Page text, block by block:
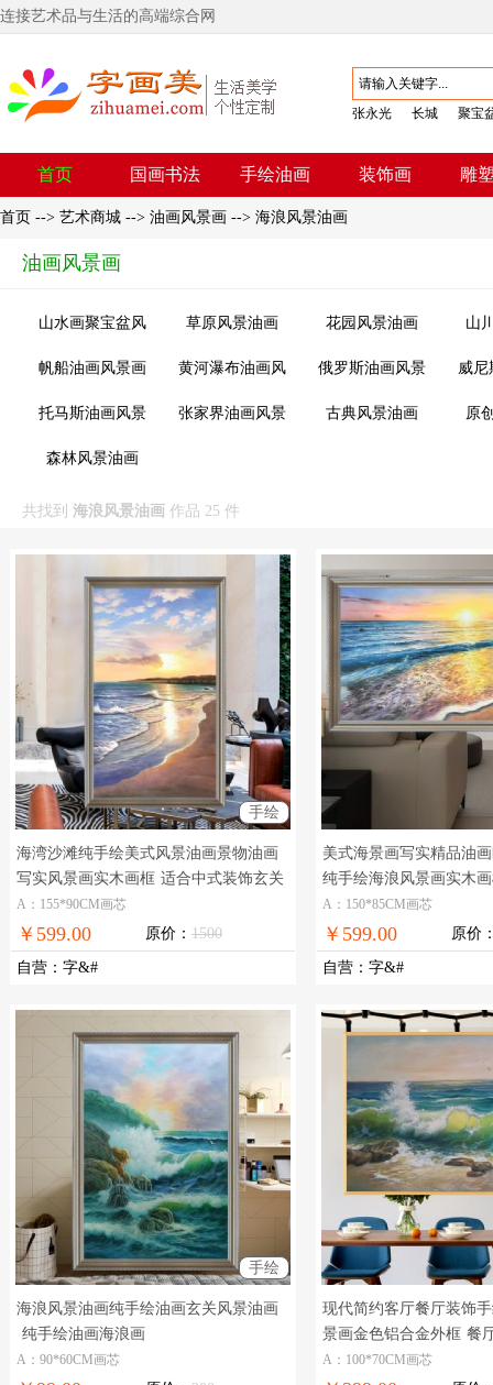
连接艺术品与生活的高端综合网
张永光 长城 聚宝
首页 国画书法 手绘油画 装饰画 雕
首页 --> 艺术商城 --> 油画风景画 --> 海浪风景油画
油画风景画
山水画聚宝盆风
草原风景油画 花园风景油画 山
帆船油画风景画
黄河瀑布油画风
俄罗斯油画风景
威
托马斯油画风景
张家界油画风景
古典风景油画 原
森林风景油画
共找到 海浪风景油画 作品 25 件
手绘
海湾沙滩纯手绘美式风景油画景物油画
写实风景画实木画框 适合中式装饰玄关
海景风景画
A：155*90CM画芯
￥599.00 原价： 1500
自营 ： 字&#
美式海景画写实精品油
纯手绘海浪风景画实木
店大厅的现代装饰风景
A：150*85CM画芯
￥599.00 原价
自营 ： 字&#
手绘
海浪风景油画纯手绘油画玄关风景油画
纯手绘油画海浪画
A：90*60CM画芯
现代简约客厅餐厅装饰
景画金色铝合金外框 餐
A：100*70CM画芯